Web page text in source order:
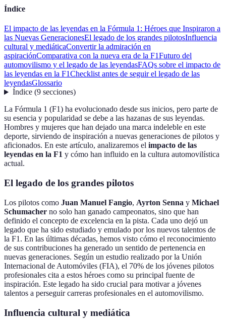
Índice
El impacto de las leyendas en la Fórmula 1: Héroes que Inspiraron a
las Nuevas GeneracionesEl legado de los grandes pilotosInfluencia
cultural y mediáticaConvertir la admiración en
aspiraciónComparativa con la nueva era de la F1Futuro del
automovilismo y el legado de las leyendasFAQs sobre el impacto de
las leyendas en la F1Checklist antes de seguir el legado de las
leyendasGlossario
Índice(9 secciones)
La Fórmula 1 (F1) ha evolucionado desde sus inicios, pero parte de
su esencia y popularidad se debe a las hazanas de sus leyendas.
Hombres y mujeres que han dejado una marca indeleble en este
deporte, sirviendo de inspiración a nuevas generaciones de pilotos y
aficionados. En este artículo, analizaremos el impacto de las
leyendas en la F1 y cómo han influido en la cultura automovilística
actual.
El legado de los grandes pilotos
Los pilotos como Juan Manuel Fangio, Ayrton Senna y Michael
Schumacher no solo han ganado campeonatos, sino que han
definido el concepto de excelencia en la pista. Cada uno dejó un
legado que ha sido estudiado y emulado por los nuevos talentos de
la F1. En las últimas décadas, hemos visto cómo el reconocimiento
de sus contribuciones ha generado un sentido de pertenencia en
nuevas generaciones. Según un estudio realizado por la Unión
Internacional de Automóviles (FIA), el 70% de los jóvenes pilotos
profesionales cita a estos héroes como su principal fuente de
inspiración. Este legado ha sido crucial para motivar a jóvenes
talentos a perseguir carreras profesionales en el automovilismo.
Influencia cultural y mediática